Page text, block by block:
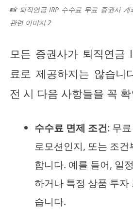
📸 퇴직연금 IRP 수수료 무료 증권사
관련 이미지 2
모든 증권사가 퇴직연금
료로 제공하지는 않습니
전 시 다음 사항들을 꼭
수수료 면제 조건: 무
로모션인지, 또는 조
합니다. 예를 들어, 일
하거나 특정 상품 투자
습니다.